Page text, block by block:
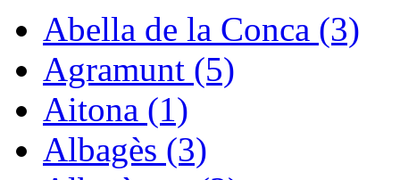
Abella de la Conca (3)
Agramunt (5)
Aitona (1)
Albagès (3)